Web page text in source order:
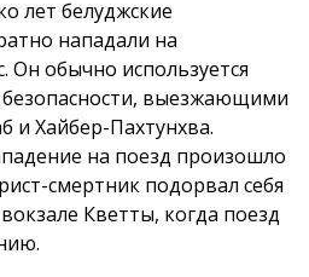
лет белуджские
нападали на
Он обычно используется
выезжающими
и Хайбер-Пахтунхва.
на поезд произошло
смертник подорвал себя
Кветты, когда поезд